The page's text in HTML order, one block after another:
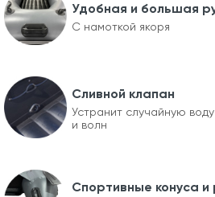
Удобная и большая
С намоткой якоря
Сливной клапан
Устранит случайную
и волн
Спортивные конуса и